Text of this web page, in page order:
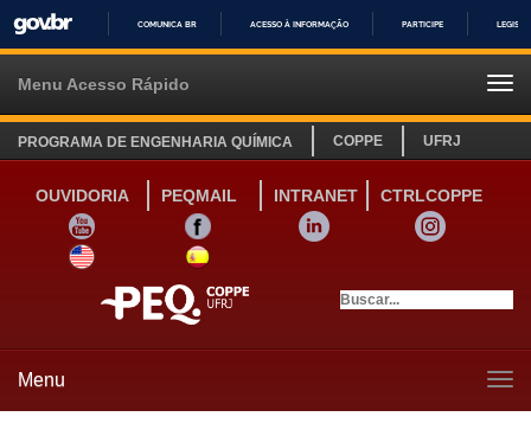
IR
COMUNICA BR ACESSO À INFORMAÇÃO PARTICIPE
Menu Acesso Rápido
PROGRAMA DE ENGENHARIA QUÍMICA COPPE UFRJ
OUVIDORIA PEQMAIL INTRANET
CTRLCOPPE
YOUTUBE
FACEBOOK LINKEDIN
INSTAGRAM
SITE INGLÊS
LINK SITE ESPANHOL
Menu